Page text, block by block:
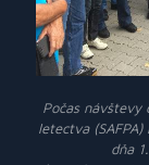
Počas návštevy
letectva
dňa